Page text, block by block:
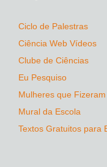
Ciclo de Palestras
Ciência Web Vídeos
Clube de Ciências
Eu Pesquiso
Mulheres que
Mural da Escola
Textos Gratuitos para